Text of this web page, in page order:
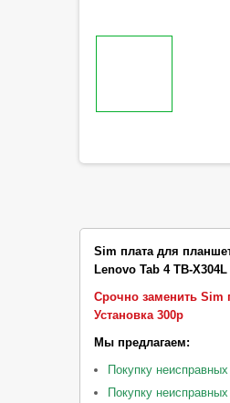
Sim плата для
Lenovo Tab 4 TB-X304L
Срочно заменить Sim
Установка 300р
Мы предлагаем:
Покупку
Покупку